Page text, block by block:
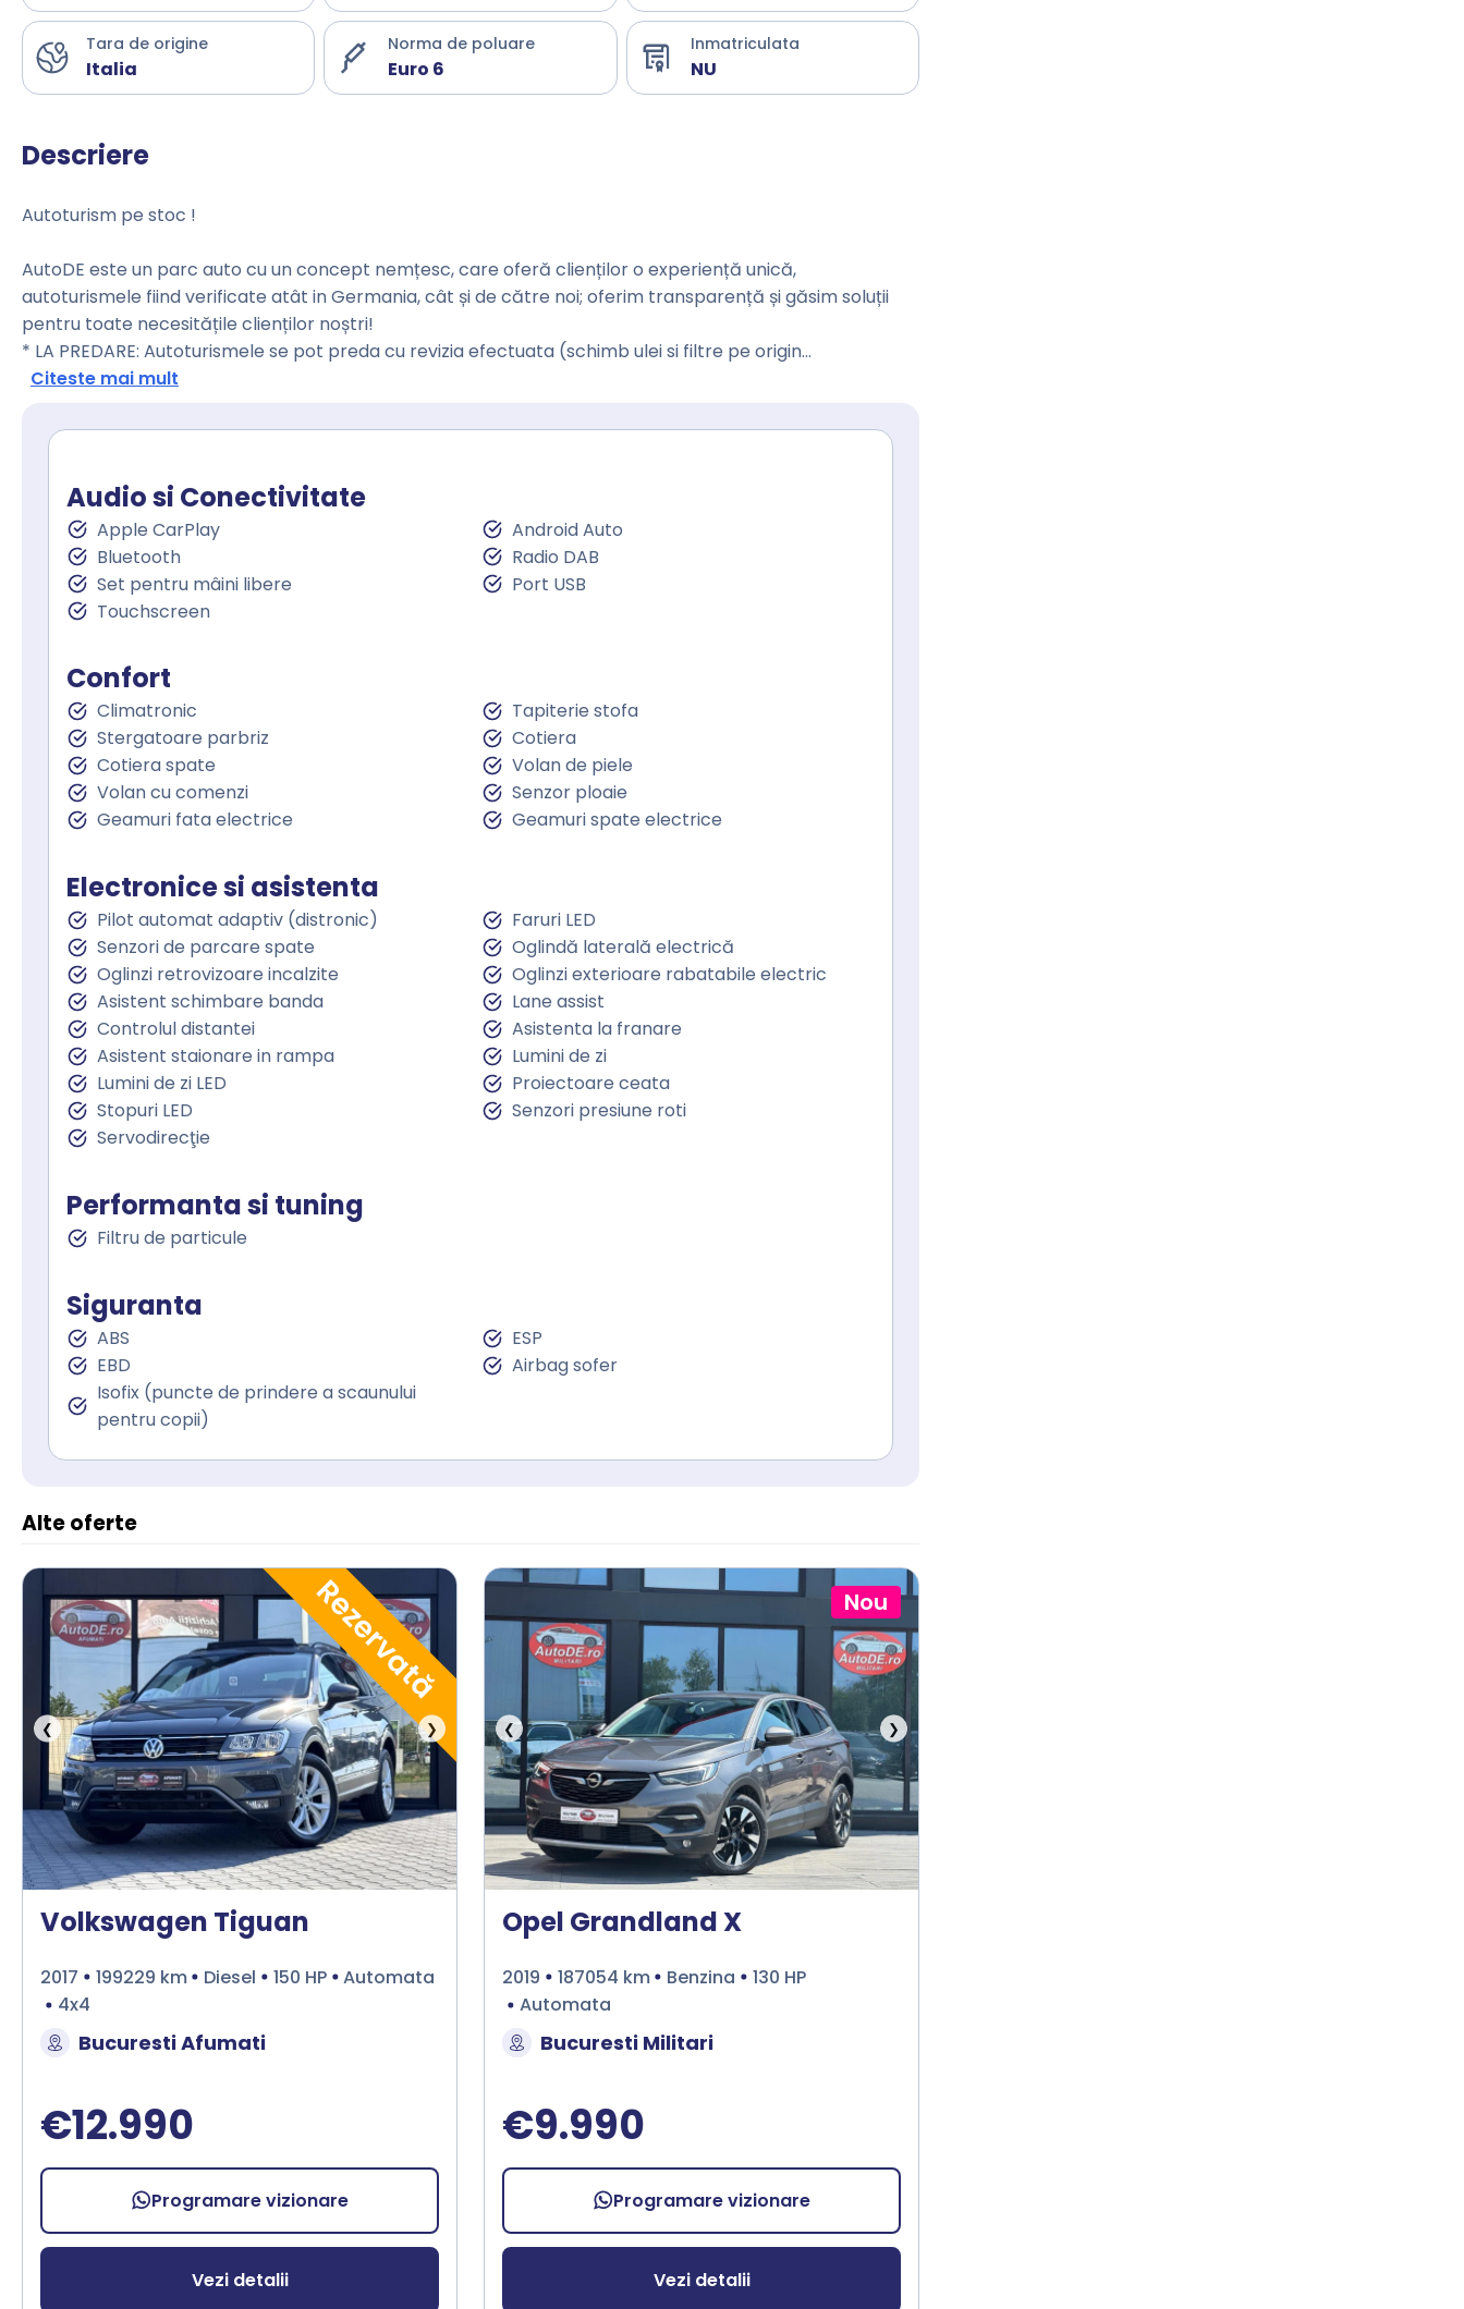
Tara de origine
Italia
Norma de poluare
Euro 6
Inmatriculata
NU
Descriere
Autoturism pe stoc !
AutoDE este un parc auto cu un concept nemțesc, care oferă clienților o experiență unică,
autoturismele fiind verificate atât in Germania, cât și de către noi; oferim transparență și găsim soluții
pentru toate necesitățile clienților noștri!
* LA PREDARE: Autoturismele se pot preda cu revizia efectuata (schimb ulei si filtre pe origin...
Citeste mai mult
Audio si Conectivitate
Apple CarPlay
Android Auto
Bluetooth
Radio DAB
Set pentru mâini libere
Port USB
Touchscreen
Confort
Climatronic
Tapiterie stofa
Stergatoare parbriz
Cotiera
Cotiera spate
Volan de piele
Volan cu comenzi
Senzor ploaie
Geamuri fata electrice
Geamuri spate electrice
Electronice si asistenta
Pilot automat adaptiv (distronic)
Faruri LED
Senzori de parcare spate
Oglindă laterală electrică
Oglinzi retrovizoare incalzite
Oglinzi exterioare rabatabile electric
Asistent schimbare banda
Lane assist
Controlul distantei
Asistenta la franare
Asistent staionare in rampa
Lumini de zi
Lumini de zi LED
Proiectoare ceata
Stopuri LED
Senzori presiune roti
Servodirecţie
Performanta si tuning
Filtru de particule
Siguranta
ABS
ESP
EBD
Airbag sofer
Isofix (puncte de prindere a scaunului
pentru copii)
Alte oferte
Rezervată
❮ ❯
Volkswagen Tiguan
2017 199229 km Diesel 150 HP
Automata
4x4
Bucuresti Afumati
€12.990
Programare vizionare
Vezi detalii
Nou
❮ ❯
Opel Grandland X
2019 187054 km Benzina
130 HP
Automata
Bucuresti Militari
€9.990
Programare vizionare
Vezi detalii